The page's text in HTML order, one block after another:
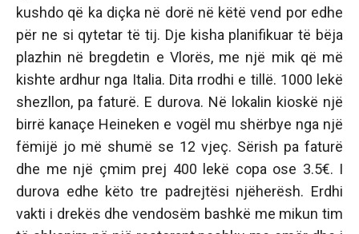
kushdo që ka diçka në dorë në këtë vend por edhe
për ne si qytetar të tij. Dje kisha planifikuar të bëja
plazhin në bregdetin e Vlorës, me një mik që më
kishte ardhur nga Italia. Dita rrodhi e tillë. 1000 lekë
shezllon, pa faturë. E durova. Në lokalin kioskë një
birrë kanaçe Heineken e vogël mu shërbye nga një
fëmijë jo më shumë se 12 vjeç. Sërish pa faturë
dhe me një çmim prej 400 lekë copa ose 3.5€. I
durova edhe këto tre padrejtësi njëherësh. Erdhi
vakti i drekës dhe vendosëm bashkë me mikun tim